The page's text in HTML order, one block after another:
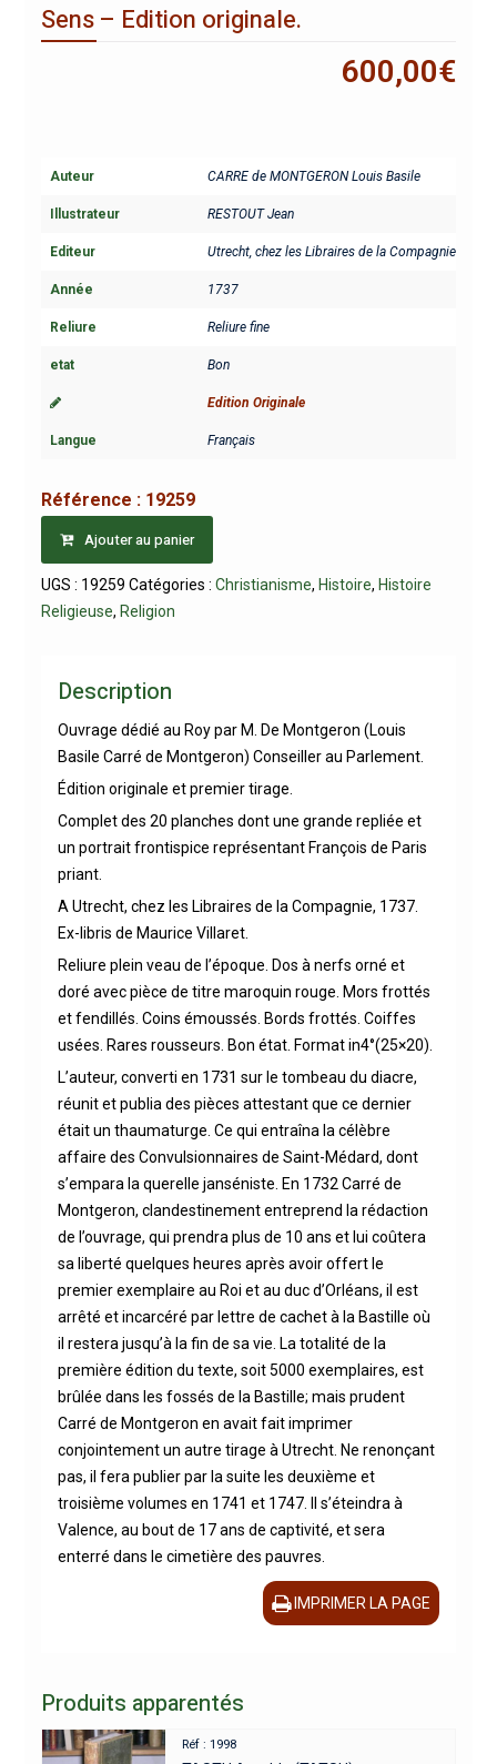
Sens – Edition originale.
600,00€
Auteur CARRE de MONTGERON Louis Basile
Illustrateur RESTOUT Jean
Editeur Utrecht, chez les Libraires de la Compagnie
Année 1737
Reliure Reliure fine
etat Bon
Edition Originale
Langue Français
Référence : 19259
Ajouter au panier
UGS : 19259 Catégories : Christianisme, Histoire, Histoire
Religieuse, Religion
Description
Ouvrage dédié au Roy par M. De Montgeron (Louis
Basile Carré de Montgeron) Conseiller au Parlement.
Édition originale et premier tirage.
Complet des 20 planches dont une grande repliée et
un portrait frontispice représentant François de Paris
priant.
A Utrecht, chez les Libraires de la Compagnie, 1737.
Ex-libris de Maurice Villaret.
Reliure plein veau de l’époque. Dos à nerfs orné et
doré avec pièce de titre maroquin rouge. Mors frottés
et fendillés. Coins émoussés. Bords frottés. Coiffes
usées. Rares rousseurs. Bon état. Format in4°(25×20).
L’auteur, converti en 1731 sur le tombeau du diacre,
réunit et publia des pièces attestant que ce dernier
était un thaumaturge. Ce qui entraîna la célèbre
affaire des Convulsionnaires de Saint-Médard, dont
s’empara la querelle janséniste. En 1732 Carré de
Montgeron, clandestinement entreprend la rédaction
de l’ouvrage, qui prendra plus de 10 ans et lui coûtera
sa liberté quelques heures après avoir offert le
premier exemplaire au Roi et au duc d’Orléans, il est
arrêté et incarcéré par lettre de cachet à la Bastille où
il restera jusqu’à la fin de sa vie. La totalité de la
première édition du texte, soit 5000 exemplaires, est
brûlée dans les fossés de la Bastille; mais prudent
Carré de Montgeron en avait fait imprimer
conjointement un autre tirage à Utrecht. Ne renonçant
pas, il fera publier par la suite les deuxième et
troisième volumes en 1741 et 1747. Il s’éteindra à
Valence, au bout de 17 ans de captivité, et sera
enterré dans le cimetière des pauvres.
IMPRIMER LA PAGE
Produits apparentés
Réf : 1998